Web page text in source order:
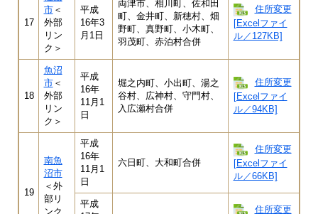
17
市＜
外部
リン
ク＞
平成
16年3
月1日
両津市、相川町、佐和田
町、金井町、新穂村、畑
野町、真野町、小木町、
羽茂町、赤泊村合併
住所変更
[Excelファイ
ル／127KB]
18
魚沼
市＜
外部
リン
ク＞
平成
16年
11月1
日
堀之内町、小出町、湯之
谷村、広神村、守門村、
入広瀬村合併
住所変更
[Excelファイ
ル／94KB]
19
南魚
沼市
＜外
部リ
ンク
平成
16年
11月1
日
六日町、大和町合併
住所変更
[Excelファイ
ル／66KB]
平成
住所変更